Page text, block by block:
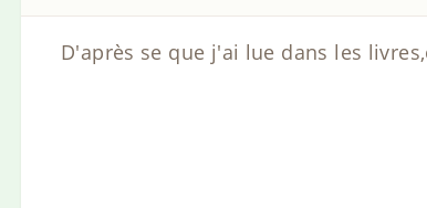
D'après se que j'ai lue dans les